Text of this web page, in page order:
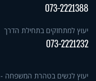
073-2221388
יעוץ למתחזקים בתחילת הדרך
073-2221232
יעוץ לנשים בטהרת המשפחה -